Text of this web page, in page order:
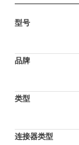
型号
品牌
类型
连接器类型